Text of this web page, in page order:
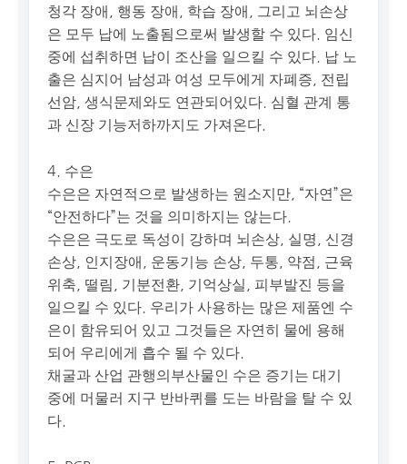
청각 장애, 행동 장애, 학습 장애, 그리고 뇌손상
은 모두 납에 노출됨으로써 발생할 수 있다. 임신
중에 섭취하면 납이 조산을 일으킬 수 있다. 납 노
출은 심지어 남성과 여성 모두에게 자폐증, 전립
선암, 생식문제와도 연관되어있다. 심혈 관계 통
과 신장 기능저하까지도 가져온다.
4. 수은
수은은 자연적으로 발생하는 원소지만, “자연”은
“안전하다”는 것을 의미하지는 않는다.
수은은 극도로 독성이 강하며 뇌손상, 실명, 신경
손상, 인지장애, 운동기능 손상, 두통, 약점, 근육
위축, 떨림, 기분전환, 기억상실, 피부발진 등을
일으킬 수 있다. 우리가 사용하는 많은 제품엔 수
은이 함유되어 있고 그것들은 자연히 물에 용해
되어 우리에게 흡수 될 수 있다.
채굴과 산업 관행의부산물인 수은 증기는 대기
중에 머물러 지구 반바퀴를 도는 바람을 탈 수 있
다.